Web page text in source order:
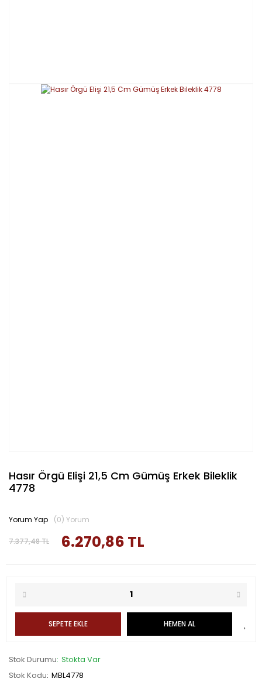
Hasır Örgü Elişi 21,5 Cm Gümüş Erkek Bileklik
4778
7.377,48 TL 6.270,86 TL
Yorum Yap (0) Yorum
SEPETE EKLE HEMEN AL
Stok Durumu Stokta Var
Stok Kodu MBL4778